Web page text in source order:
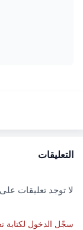
التعليقات
لا توجد تعليقات
سجّل الدخول لكتابة